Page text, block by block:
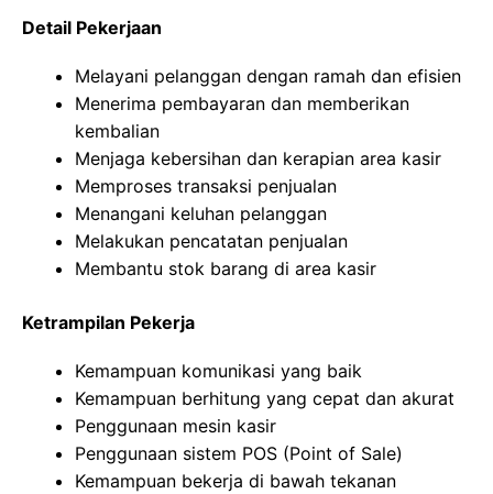
Detail Pekerjaan
Melayani pelanggan dengan ramah dan efisien
Menerima pembayaran dan memberikan
kembalian
Menjaga kebersihan dan kerapian area kasir
Memproses transaksi penjualan
Menangani keluhan pelanggan
Melakukan pencatatan penjualan
Membantu stok barang di area kasir
Ketrampilan Pekerja
Kemampuan komunikasi yang baik
Kemampuan berhitung yang cepat dan akurat
Penggunaan mesin kasir
Penggunaan sistem POS (Point of Sale)
Kemampuan bekerja di bawah tekanan